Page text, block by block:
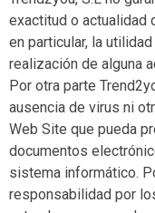
exactitud o actualidad
en particular, la
realización de alguna
Por otra parte
ausencia de virus ni
Web Site que pueda
documentos
sistema informático.
responsabilidad por